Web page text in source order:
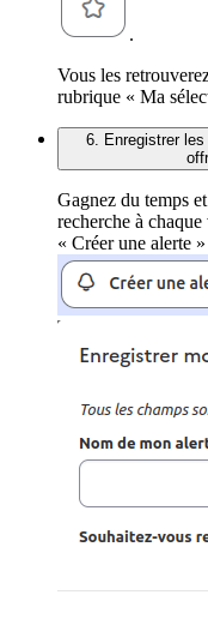
.
Vous les
rubrique « Ma
6. Enregistrer
Gagnez du temps
recherche à
« Créer une alerte »